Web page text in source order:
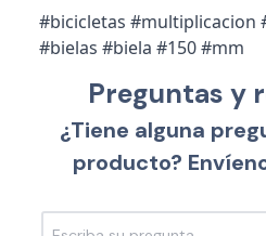
#bicicletas #multiplicacion
#bielas #biela #150 #mm
Preguntas y
¿Tiene alguna
producto?